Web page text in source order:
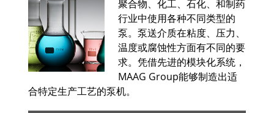
聚合物、化工、石化、和制药
行业中使用各种不同类型的
泵。泵送介质在粘度、压力、
温度或腐蚀性方面有不同的要
求。凭借先进的模块化系统，
MAAG Group能够制造出适
合特定生产工艺的泵机。